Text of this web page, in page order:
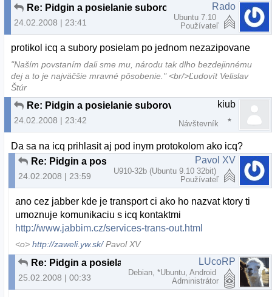
Re: Pidgin a posielanie suborov
24.02.2008 | 23:41
Rado
Ubuntu 7.10
Používateľ
protikol icq a subory posielam po jednom nezazipovane
"Naším povstaním dali sme mu, národu tak dlho bezdejinnému
dej a to je najväčšie mravné pôsobenie." <br/>Ľudovít Velislav
Štúr
Re: Pidgin a posielanie suborov
24.02.2008 | 23:42
kiub
Návštevník
Da sa na icq prihlasit aj pod inym protokolom ako icq?
24.02.2008 | 23:59
Pavol XV
U910-32b (Ubuntu 9.10 32bit)
Používateľ
ano cez jabber kde je transport ci ako ho nazvat ktory ti
umoznuje komunikaciu s icq kontaktmi
http://www.jabbim.cz/services-trans-out.html
<o>http://zaweli.yw.sk/Pavol XV
25.02.2008 | 00:33
LUcoRP
Debian, *Ubuntu, Android
Administrátor